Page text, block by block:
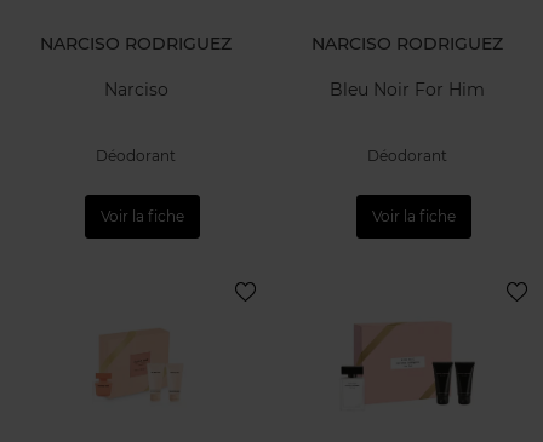
NARCISO RODRIGUEZ
Narciso
Déodorant
Voir la fiche
NARCISO RODRIGUEZ
Bleu Noir For Him
Déodorant
Voir la fiche